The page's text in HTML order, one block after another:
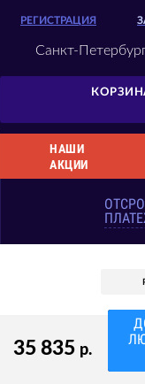
РЕГИСТРАЦИЯ
Санкт-
НАШИ
АКЦИИ
35 835 р.